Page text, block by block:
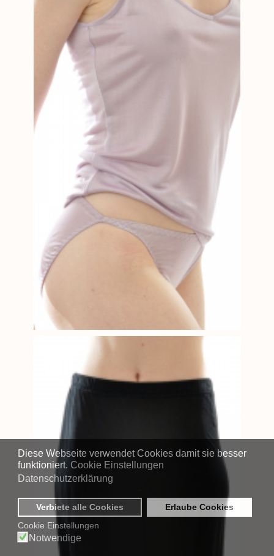
Diese Webseite verwendet Cookies damit sie besser
funktioniert. Cookie Einstellungen
Datenschutzerklärung
Verbiete alle Cookies
Erlaube Cookies
Cookie Einstellungen
Notwendige